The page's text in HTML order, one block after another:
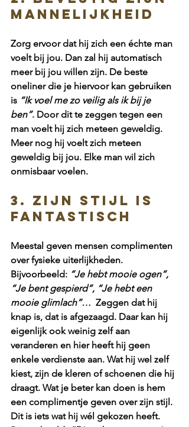
mannelijkheid
Zorg ervoor dat hij zich een échte man
voelt bij jou. Dan zal hij automatisch
meer bij jou willen zijn. De beste
oneliner die je hiervoor kan gebruiken
is “Ik voel me zo veilig als ik bij je
ben”. Door dit te zeggen tegen een
man voelt hij zich meteen geweldig.
Meer nog hij voelt zich meteen
geweldig bij jou. Elke man wil zich
onmisbaar voelen.
3. zijn stijl is
fantastisch
Meestal geven mensen complimenten
over fysieke uiterlijkheden.
Bijvoorbeeld: “Je hebt mooie ogen”,
“Je bent gespierd”, “Je hebt een
mooie glimlach”… Zeggen dat hij
knap is, dat is afgezaagd. Daar kan hij
eigenlijk ook weinig zelf aan
veranderen en hier heeft hij geen
enkele verdienste aan. Wat hij wel zelf
kiest, zijn de kleren of schoenen die hij
draagt. Wat je beter kan doen is hem
een complimentje geven over zijn stijl.
Dit is iets wat hij wél gekozen heeft.